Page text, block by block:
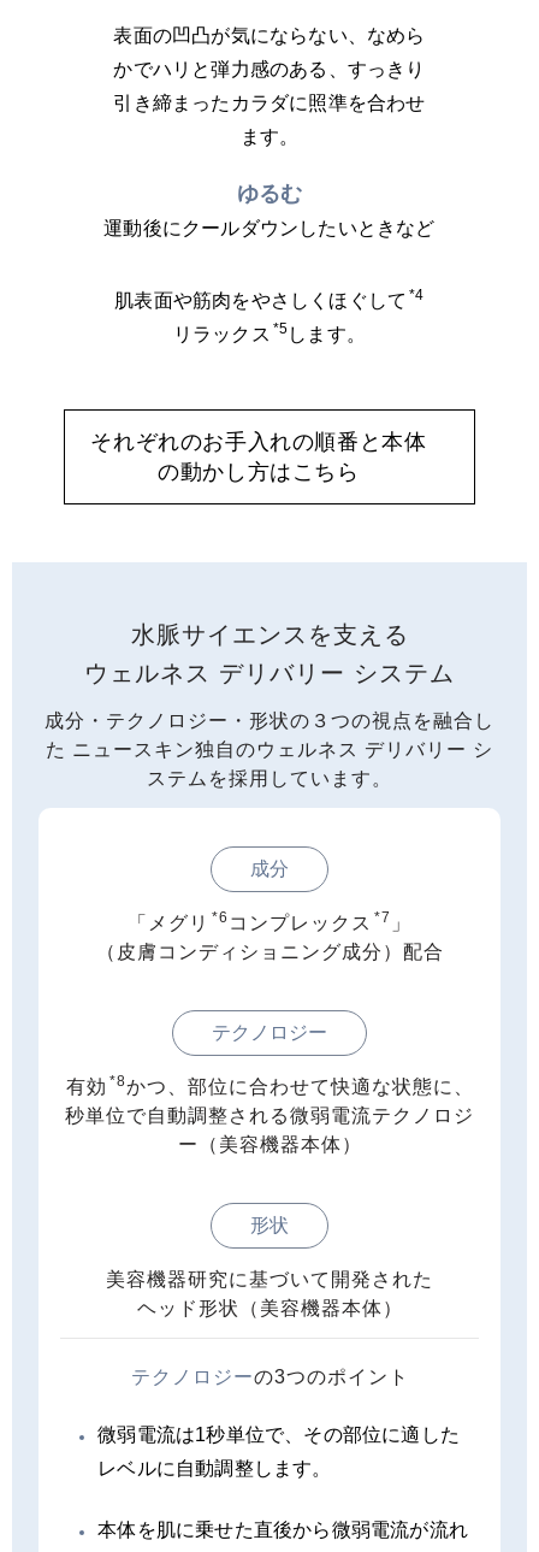
表面の凹凸が気にならない、なめら
かでハリと弾力感のある、すっきり
引き締まったカラダに照準を合わせ
ます。
ゆるむ
運動後にクールダウンしたいときなど
肌表面や筋肉をやさしくほぐして *4
リラックス *5 します。
それぞれのお手入れの順番と本体
の動かし方はこちら
水脈サイエンスを支える
ウェルネス デリバリー システム
成分・テクノロジー・形状の３つの視点を融合し
た ニュースキン独自のウェルネス デリバリー シ
ステムを採用しています。
成分
「メグリ *6 コンプレックス *7 」
（皮膚コンディショニング成分）配合
テクノロジー
有効 *8かつ、部位に合わせて快適な状態に、
秒単位で自動調整される微弱電流テクノロジ
ー（美容機器本体）
形状
美容機器研究に基づいて開発された
ヘッド形状（美容機器本体）
微弱電流は1秒単位で、その部位に適した
レベルに自動調整します。
本体を肌に乗せた直後から微弱電流が流れ
テクノロジーの3つのポイント